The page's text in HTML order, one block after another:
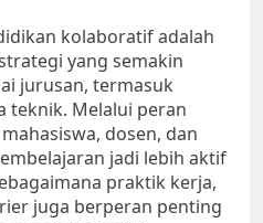
kolaboratif adalah
yang semakin
jurusan, termasuk
teknik. Melalui peran
dosen, dan
jadi lebih aktif
praktik kerja,
juga berperan penting